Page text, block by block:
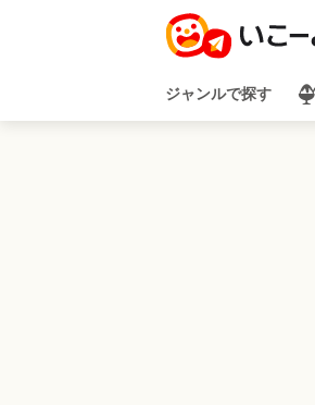
ジャンルで探す